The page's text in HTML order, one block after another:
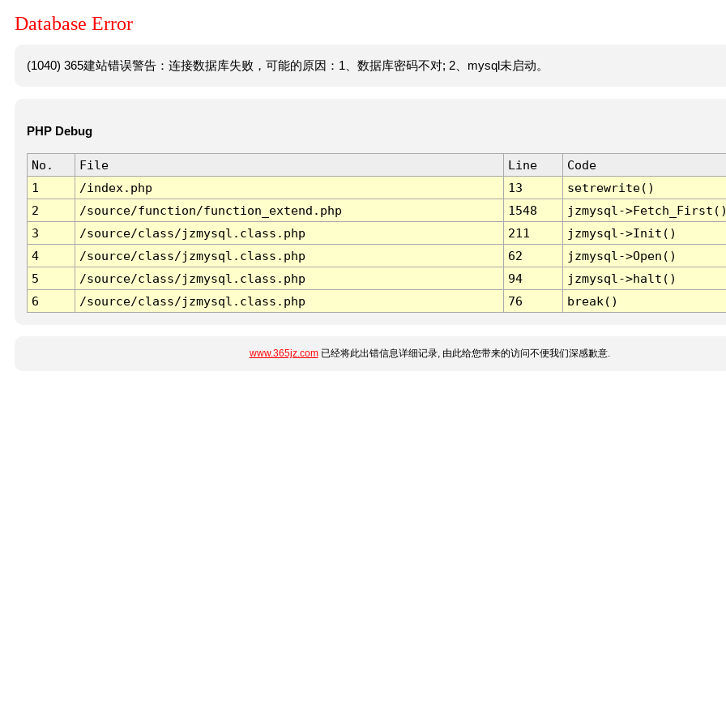
Database Error
(1040) 365建站错误警告：连接数据库失败，可能的原因：1、数据库密码不对; 2、mysql未启动。
PHP Debug
No. File Line
Code
1
/index.php 13
setrewrite()
2
/source/function/function_extend.php 1548
jzmysql-
3
/source/class/jzmysql.class.php 211
jzmysql->Init()
4
/source/class/jzmysql.class.php 62
jzmysql->Open()
5
/source/class/jzmysql.class.php 94
jzmysql->halt()
6
/source/class/jzmysql.class.php 76 break()
www.365jz.com已经将此出错信息详细记录, 由此给您带来的访问不便我们深感歉意.